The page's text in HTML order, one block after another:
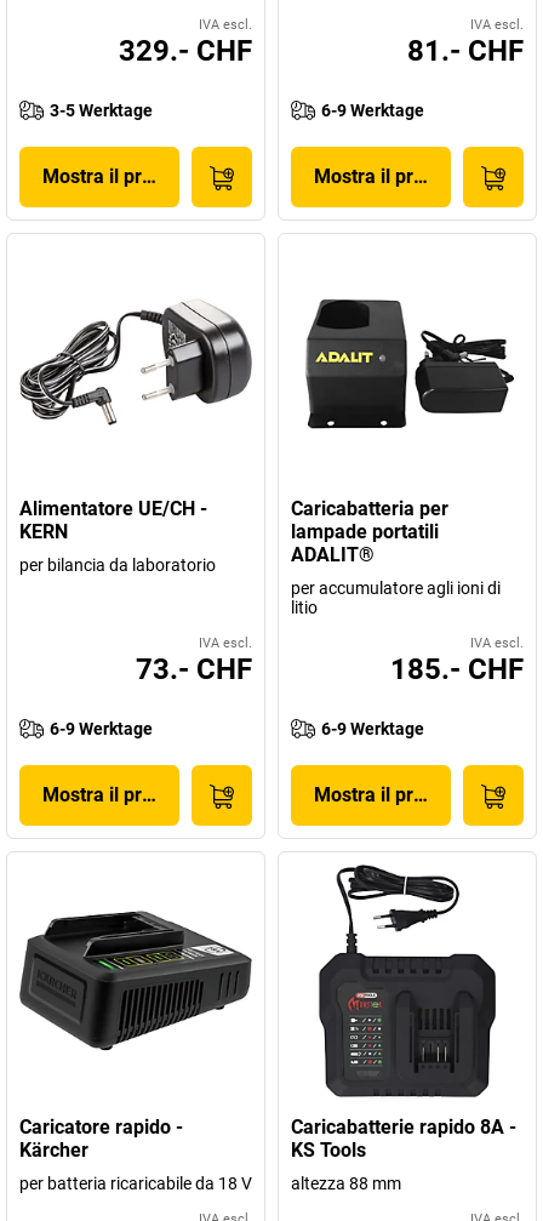
IVA escl.
329.- CHF
3-5 Werktage
Mostra il prodotto
IVA escl.
81.- CHF
6-9 Werktage
Mostra il prodotto
Alimentatore UE/CH -
KERN
per bilancia da laboratorio
IVA escl.
73.- CHF
6-9 Werktage
Mostra il prodotto
Caricabatteria per
lampade portatili
ADALIT®
per accumulatore agli ioni di
litio
IVA escl.
185.- CHF
6-9 Werktage
Mostra il prodotto
Caricatore rapido -
Kärcher
per batteria ricaricabile da 18 V
Caricabatterie rapido 8A -
KS Tools
altezza 88 mm